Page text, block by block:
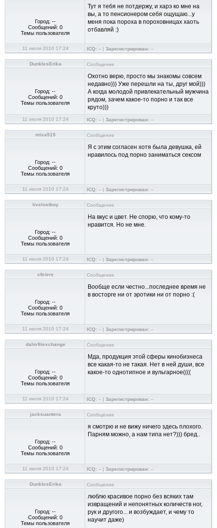
Город: --
Сообщений: 0
Темы пользователя
Тут я тебя не потдержу, и харэ ко мне на
вы, а то пенсионером себя ощущаю...у
меня пока пороха в пороховницах хаоть
отбавляй :)
11 июля 2010 17:24 ICQ: -- | Зарегистрирован: --
DunklesErika Сообщение
Город: --
Сообщений: 0
Темы пользователя
Охотно верю, просто мы знакомы совсем
недавно))) Уже перешли на ты, друг мой)))
А когда молодой привлекательный мужчина
рядом, зачем какое-то порно и так все
круто)))
11 июля 2010 17:24 ICQ: -- | Зарегистрирован: --
mixa515 Сообщение
Город: --
Сообщений: 0
Темы пользователя
Я с этим согласен хотя была девушка, ей
нравилось под порно заниматься сексом
11 июля 2010 17:24 ICQ: -- | Зарегистрирован: --
livelostboy Сообщение
Город: --
Сообщений: 0
Темы пользователя
На вкус и цвет. Не спорю, что кому-то
нравится. Но не мне.
11 июля 2010 17:24 ICQ: -- | Зарегистрирован: --
cfeiere Сообщение
Город: --
Сообщений: 0
Темы пользователя
Вообще если честно...последнее время не
в восторге ни от эротики ни от порно :(
11 июля 2010 17:24 ICQ: -- | Зарегистрирован: --
dahirfilexchange Сообщение
Город: --
Сообщений: 0
Темы пользователя
Мда, продукция этой сферы кинобизнеса
все какая-то не такая. Нет в ней души, все
какое-то однотипное и вульгарное((((
11 июля 2010 17:24 ICQ: -- | Зарегистрирован: --
jacksuantera Сообщение
Город: --
Сообщений: 0
Темы пользователя
я смотрю и не вижу ничего здесь плохого.
Парням можно, а нам типа нет?))) бред..
11 июля 2010 17:24 ICQ: -- | Зарегистрирован: --
DunklesErika Сообщение
Город: --
Сообщений: 0
Темы пользователя
люблю красивое порно без всяких там
извращений и непонятных количеств ног,
рук и другого... и возбуждает, и чему то
научит даже)